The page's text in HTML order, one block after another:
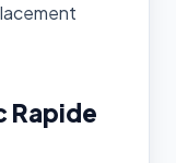
Rapide